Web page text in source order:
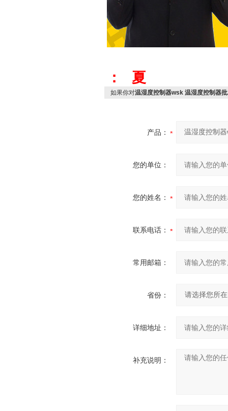
： 夏
如果你对温湿度控制器wsk 温湿度控制器
产品：
您的单位：
您的姓名：
联系电话：
常用邮箱：
省份：
详细地址：
补充说明：